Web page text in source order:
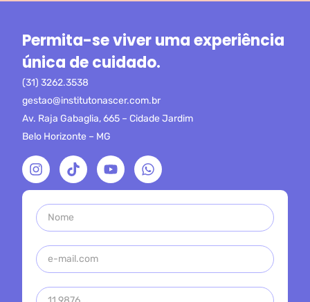
Permita-se viver uma experiência
única de cuidado.
(31) 3262.3538
gestao@institutonascer.com.br
Av. Raja Gabaglia, 665 – Cidade Jardim
Belo Horizonte – MG